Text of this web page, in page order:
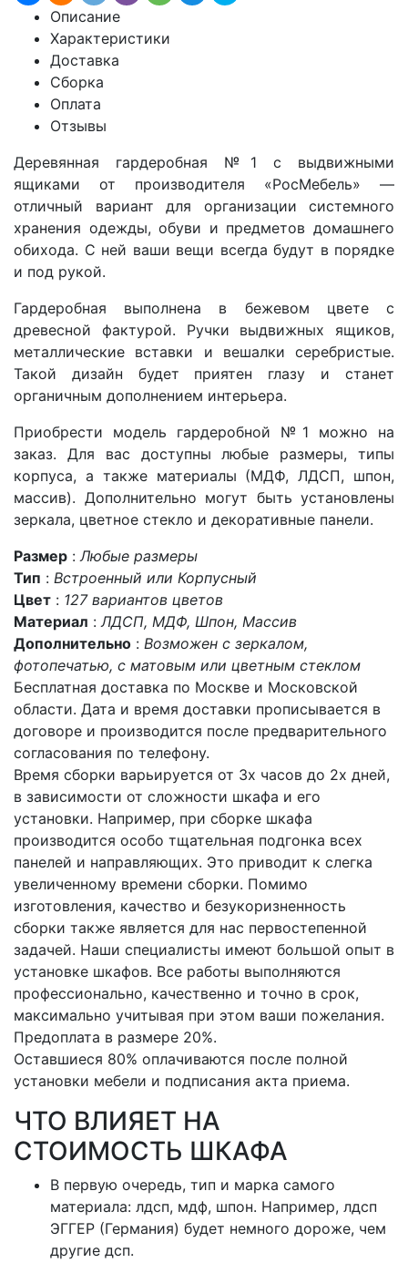
Описание
Характеристики
Доставка
Сборка
Оплата
Отзывы
Деревянная гардеробная №1 с выдвижными
ящиками от производителя «РосМебель» —
отличный вариант для организации системного
хранения одежды, обуви и предметов домашнего
обихода. С ней ваши вещи всегда будут в порядке
и под рукой.
Гардеробная выполнена в бежевом цвете с
древесной фактурой. Ручки выдвижных ящиков,
металлические вставки и вешалки серебристые.
Такой дизайн будет приятен глазу и станет
органичным дополнением интерьера.
Приобрести модель гардеробной №1 можно на
заказ. Для вас доступны любые размеры, типы
корпуса, а также материалы (МДФ, ЛДСП, шпон,
массив). Дополнительно могут быть установлены
зеркала, цветное стекло и декоративные панели.
Размер :Любые размеры
Тип : Встроенный или Корпусный
Цвет : 127 вариантов цветов
Материал :ЛДСП, МДФ, Шпон, Массив
Дополнительно : Возможен с зеркалом,
фотопечатью, с матовым или цветным стеклом
Бесплатная доставка по Москве и Московской
области. Дата и время доставки прописывается в
договоре и производится после предварительного
согласования по телефону.
Время сборки варьируется от 3х часов до 2х дней,
в зависимости от сложности шкафа и его
установки. Например, при сборке шкафа
производится особо тщательная подгонка всех
панелей и направляющих. Это приводит к слегка
увеличенному времени сборки. Помимо
изготовления, качество и безукоризненность
сборки также является для нас первостепенной
задачей. Наши специалисты имеют большой опыт в
установке шкафов. Все работы выполняются
профессионально, качественно и точно в срок,
максимально учитывая при этом ваши пожелания.
Предоплата в размере 20%.
Оставшиеся 80% оплачиваются после полной
установки мебели и подписания акта приема.
ЧТО ВЛИЯЕТ НА
СТОИМОСТЬ ШКАФА
В первую очередь, тип и марка самого
материала: лдсп, мдф, шпон. Например, лдсп
ЭГГЕР (Германия) будет немного дороже, чем
другие дсп.